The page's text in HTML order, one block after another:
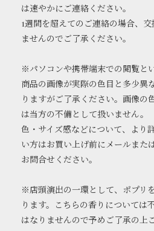
は速やかにご連絡ください。
1週間を超えてのご連絡の場合、
ませんのでご了承ください。
※パソコンや携帯端末での閲覧と
商品の画像が実際の色目と多少異
りますがご了承ください。画像の
は当方の不備として扱いません。
色・サイズ感などについて、より
い方はお買い上げ前にメールまた
お問合せください。
※店頭演出の一環として、ポプリ
ります。こちらの香りについては
はなりませんので予めご了承の上